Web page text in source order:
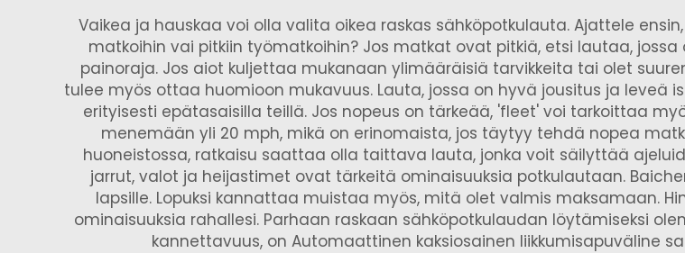
Vaikea ja hauskaa voi olla valita oikea raskas sähköpotkulauta. Ajattele
matkoihin vai pitkiin työmatkoihin? Jos matkat ovat pitkiä, etsi lautaa,
painoraja. Jos aiot kuljettaa mukanaan ylimääräisiä tarvikkeita tai olet
tulee myös ottaa huomioon mukavuus. Lauta, jossa on hyvä jousitus ja leveä
erityisesti epätasaisilla teillä. Jos nopeus on tärkeää, 'fleet' voi tarkoittaa
menemään yli 20 mph, mikä on erinomaista, jos täytyy tehdä nopea
huoneistossa, ratkaisu saattaa olla taittava lauta, jonka voit säilyttää
jarrut, valot ja heijastimet ovat tärkeitä ominaisuuksia potkulautaan.
lapsille. Lopuksi kannattaa muistaa myös, mitä olet valmis maksamaan.
ominaisuuksia rahallesi. Parhaan raskaan sähköpotkulaudan löytämiseksi
kannettavuus, on Automaattinen kaksiosainen liikkumisapuväline